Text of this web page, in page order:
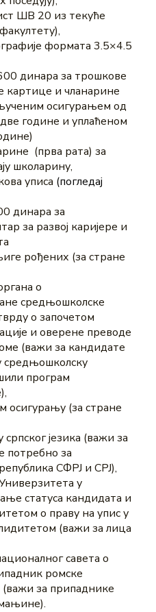
ШВ 20 из текуће
формата 3.5×4.5
динара за трошкове
картице и чланарине
осигурањем од
две године и уплаћеном
(прва рата) за
школарину,
уписа (погледај
динара за
за развој каријере и
рођених (за стране
о
средњошколске
о започетом
и оверене преводе
(важи за кандидате
средњошколску
програм
осигурању (за стране
језика (важи за
потребно за
СФРЈ и СРЈ),
у
статуса кандидата и
о праву на упис у
(важи за лица
савета о
ромске
за припаднике